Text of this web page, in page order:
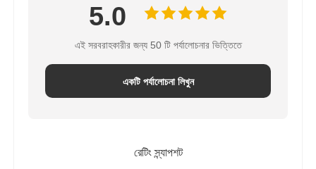
5.0
এই সরবরাহকারীর জন্য 50 টি পর্যালোচনার ভিত্তিতে
একটি পর্যালোচনা লিখুন
রেটিং স্ন্যাপশট